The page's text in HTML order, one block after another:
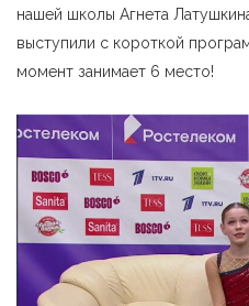
нашей школы Агнета
выступили с короткой
момент занимает 6 место!